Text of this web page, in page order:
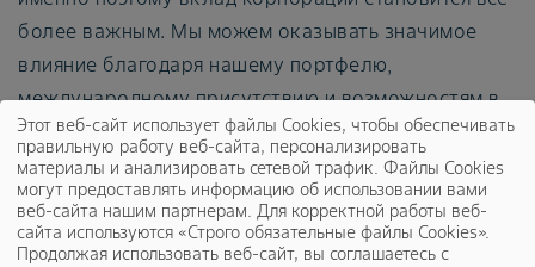
более важным. Мы можем оказывать значимое
влияние благодаря нашему портфелю,
международному присутствию и возможностям в
сфере инноваций. В этом контексте мы особенно
поддерживаем те Цели устойчивого развития, в
которых есть острая необходимость и в
достижение которых мы можем внести
Этот веб-сайт использует файлы Cookies, чтобы обеспечивать
правильную работу веб-сайта, персонализировать
материалы и анализировать сетевой трафик. Файлы Cookies
могут предоставлять информацию об использовании вами
веб-сайта нашим партнерам. Для корректной работы веб-
сайта используются «Строго обязательные файлы Cookies».
Продолжая использовать веб-сайт, вы соглашаетесь с